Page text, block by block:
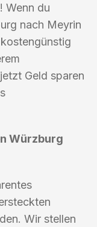
Wenn du
nach Meyrin
Geld sparen
Würzburg
Wir stellen